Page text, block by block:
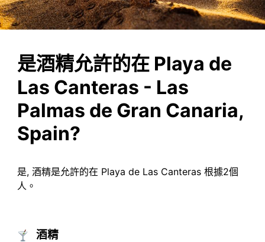
是酒精允許的在 Playa de
Las Canteras - Las
Palmas de Gran Canaria,
Spain?
是, 酒精是允許的在 Playa de Las Canteras 根據2個
人。
酒精